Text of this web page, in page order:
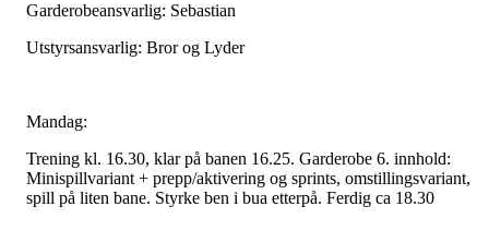
Garderobeansvarlig: Sebastian
Utstyrsansvarlig: Bror og Lyder
Mandag:
Trening kl. 16.30, klar på banen 16.25. Garderobe 6. innhold:
Minispillvariant + prepp/aktivering og sprints, omstillingsvariant,
spill på liten bane. Styrke ben i bua etterpå. Ferdig ca 18.30